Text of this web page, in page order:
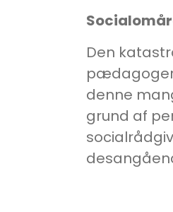
Den
denne
grund af